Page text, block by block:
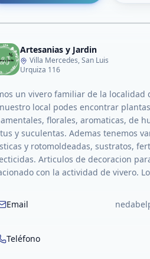
Artesanias y Jardin
Villa Mercedes, San Luis
Urquiza 116
un vivero familiar de la localidad
local podes encontrar
florales, aromaticas, de
y suculentas. Ademas tenemos
y rotomoldeadas, sustratos,
Articulos de decoracion
con la actividad de vivero.
Email
Teléfono